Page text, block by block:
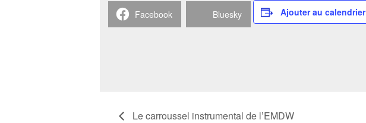
Facebook Bluesky Ajouter au calendrier
Le carroussel instrumental de l’EMDW